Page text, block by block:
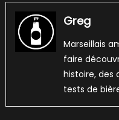
Greg
Marseillais
faire
histoire, des
tests de